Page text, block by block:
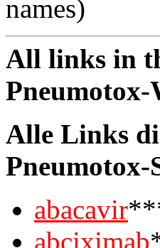
names)
All links in
Pneumotox-
Alle Links
Pneumotox-
abacavir
abciximab